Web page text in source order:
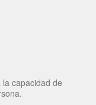
capacidad de